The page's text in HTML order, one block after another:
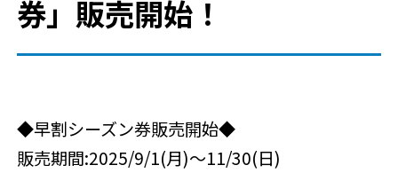
券」販売開始！
◆早割シーズン券販売開始◆
販売期間:2025/9/1(月)〜11/30(日)
English